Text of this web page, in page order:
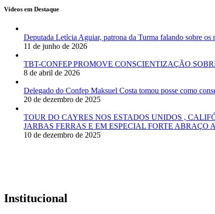
Vídeos em Destaque
Deputada Letícia Aguiar, patrona da Turma falando sobre
11 de junho de 2026
TBT-CONFEP PROMOVE CONSCIENTIZAÇÃO
8 de abril de 2026
Delegado do Confep Maksuel Costa tomou posse como
20 de dezembro de 2025
TOUR DO CAYRES NOS ESTADOS UNIDOS ,
JARBAS FERRAS E EM ESPECIAL FORTE ABRAÇO
10 de dezembro de 2025
Institucional